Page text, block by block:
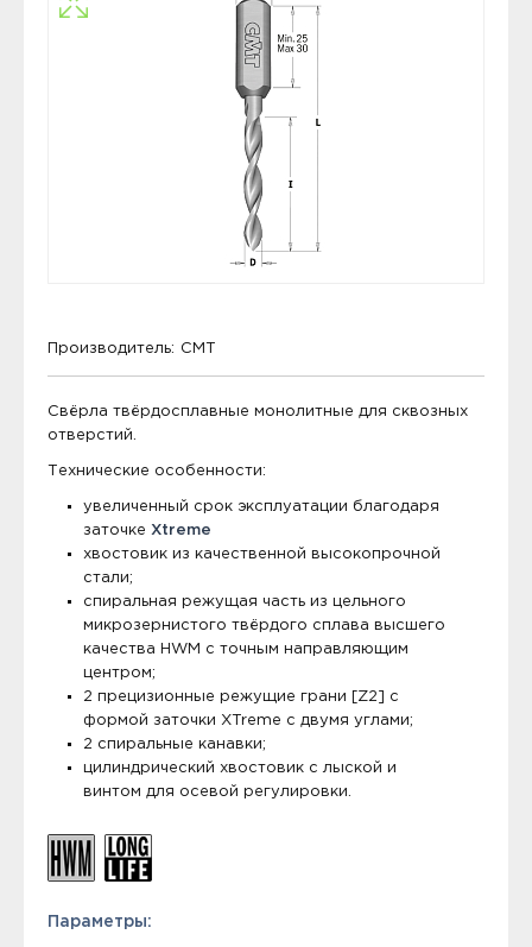
Производитель: CMT
Свёрла твёрдосплавные монолитные для сквозных
отверстий.
Технические особенности:
увеличенный срок эксплуатации благодаря
заточке Xtreme
хвостовик из качественной высокопрочной
стали;
спиральная режущая часть из цельного
микрозернистого твёрдого сплава высшего
качества HWM с точным направляющим
центром;
2 прецизионные режущие грани [Z2] с
формой заточки XTreme с двумя углами;
2 спиральные канавки;
цилиндрический хвостовик с лыской и
винтом для осевой регулировки.
Параметры: